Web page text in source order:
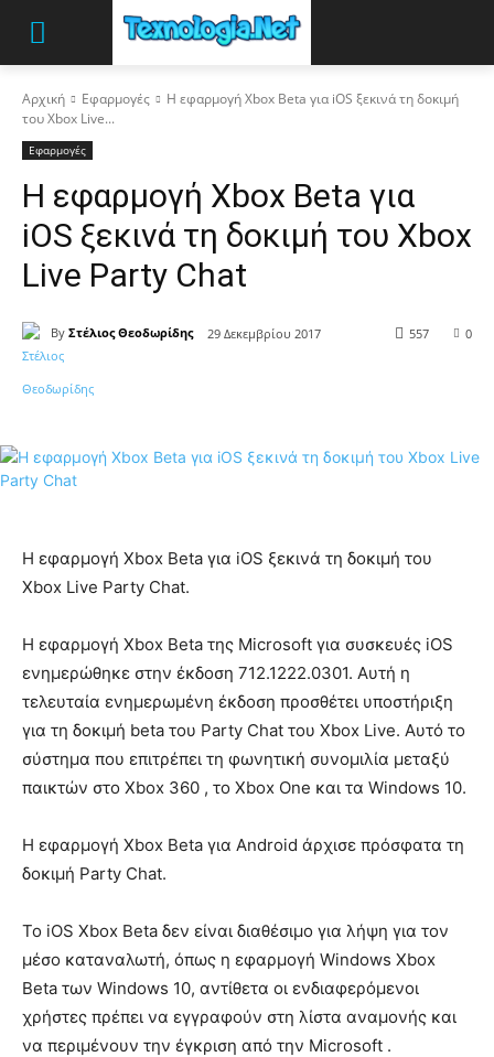
Αρχική Εφαρμογές
Η εφαρμογή Xbox Beta για iOS ξεκινά τη δοκιμή
του Xbox Live...
Εφαρμογές
Η εφαρμογή Xbox Beta για
iOS ξεκινά τη δοκιμή του Xbox
Live Party Chat
By Στέλιος Θεοδωρίδης 29 Δεκεμβρίου 2017 0
557
Η εφαρμογή Xbox Beta για iOS ξεκινά τη δοκιμή του
Xbox Live Party Chat.
Η εφαρμογή Xbox Beta της Microsoft για συσκευές iOS
ενημερώθηκε στην έκδοση 712.1222.0301. Αυτή η
τελευταία ενημερωμένη έκδοση προσθέτει υποστήριξη
για τη δοκιμή beta του Party Chat του Xbox Live. Αυτό το
σύστημα που επιτρέπει τη φωνητική συνομιλία μεταξύ
παικτών στο Xbox 360 , το Xbox One και τα Windows 10.
Η εφαρμογή Xbox Beta για Android άρχισε πρόσφατα τη
δοκιμή Party Chat.
Το iOS Xbox Beta δεν είναι διαθέσιμο για λήψη για τον
μέσο καταναλωτή, όπως η εφαρμογή Windows Xbox
Beta των Windows 10, αντίθετα οι ενδιαφερόμενοι
χρήστες πρέπει να εγγραφούν στη λίστα αναμονής και
να περιμένουν την έγκριση από την Microsoft .